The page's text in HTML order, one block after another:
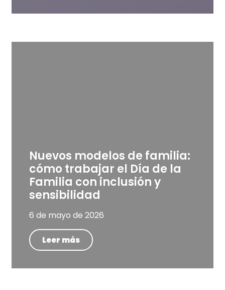
Nuevos modelos de familia:
cómo trabajar el Día de la
Familia con inclusión y
sensibilidad
6 de mayo de 2026
Leer más